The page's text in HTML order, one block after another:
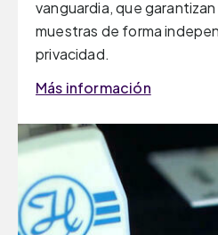
vanguardia, que garantizan
muestras de forma
privacidad.
Más información